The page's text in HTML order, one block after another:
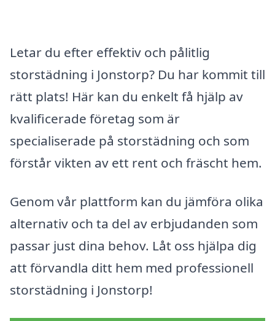
Letar du efter effektiv och pålitlig
storstädning i Jonstorp? Du har kommit till
rätt plats! Här kan du enkelt få hjälp av
kvalificerade företag som är
specialiserade på storstädning och som
förstår vikten av ett rent och fräscht hem.
Genom vår plattform kan du jämföra olika
alternativ och ta del av erbjudanden som
passar just dina behov. Låt oss hjälpa dig
att förvandla ditt hem med professionell
storstädning i Jonstorp!